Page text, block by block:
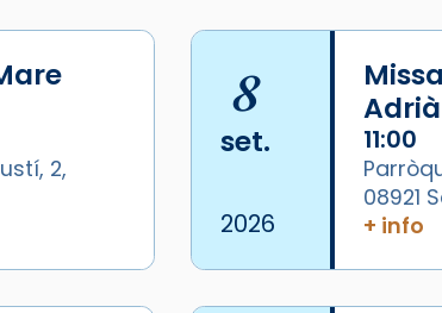
2,
8
set.
2026
11:00
08921
+ info